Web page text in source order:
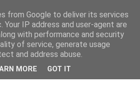
from Google to deliver its services
Your IP address and user-agent are
with performance and security
of service, generate usage
and address abuse.
MORE GOT IT